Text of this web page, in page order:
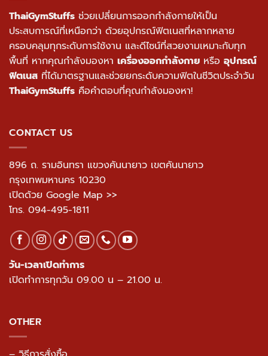
ThaiGymStuffs ช่วยเปลี่ยนการออกกำลังกายให้เป็น
ประสบการณ์ที่เหนือกว่า ด้วยอุปกรณ์ฟิตเนสที่หลากหลาย
ครอบคลุมทุกระดับการใช้งาน และดีไซน์ที่สวยงามเหมาะกับทุก
พื้นที่ หากคุณกำลังมองหา เครื่องออกกำลังกาย หรือ อุปกรณ์
ฟิตเนส ที่ได้มาตรฐานและช่วยยกระดับความฟิตในชีวิตประจำวัน
ThaiGymStuffs คือคำตอบที่คุณกำลังมองหา!
CONTACT US
896 ถ. รามอินทรา แขวงคันนายาว เขตคันนายาว
กรุงเทพมหานคร 10230
เปิดด้วย Google Map >>
โทร. 094-495-1811
วัน-เวลาเปิดทำการ
เปิดทำการทุกวัน 09.00 น – 21.00 น.
OTHER